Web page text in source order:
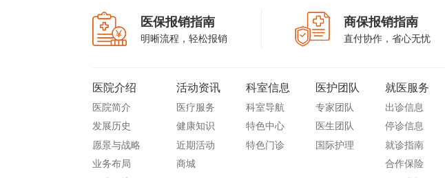
会常委兼副主任委员、临
床研究学组组长；北京心
行主席；冠心病学科交叉
暨介入治疗大会（CMIT）
执行主席；中国旋磨导师
团主席；中国肺栓塞救治
团队（PERT）联盟创始主
第8、9届中华医学会心血
管病学分会心力衰竭专家
中国健康促进与教育协会心
肺血管健康分会常务委员；
ACC Fellow; ESC Fellow;
SCAI Fellow
等。
同时任中国介入心脏病学杂
志编委，山东医药杂志编
委，医学综述杂志常务编
医保报销指南
明晰流程，轻松报销
商保报销指南
直付协作，省心无忧
医院介绍
医院简介
发展历史
愿景与战略
业务布局
活动资讯
医疗服务
健康知识
近期活动
商城
科室信息
科室导航
特色中心
特色门诊
医护团队
专家团队
医生团队
国际护理
就医服务
出诊信息
停诊信息
就诊指南
合作保险